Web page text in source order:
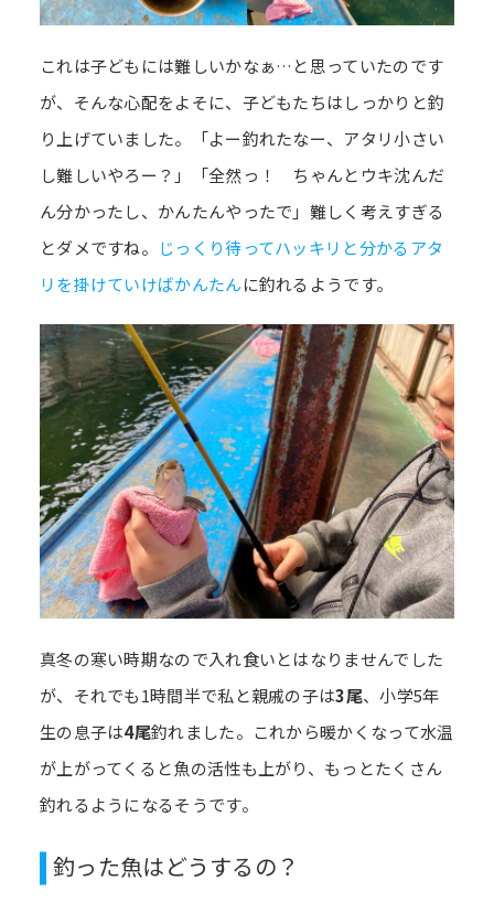
これは子どもには難しいかなぁ…と思っていたのです
が、そんな心配をよそに、子どもたちはしっかりと釣
り上げていました。「よー釣れたなー、アタリ小さい
し難しいやろー？」「全然っ！ ちゃんとウキ沈んだ
ん分かったし、かんたんやったで」難しく考えすぎる
とダメですね。 じっくり待ってハッキリと分かるアタ
リを掛けていけばかんたんに釣れるようです。
真冬の寒い時期なので入れ食いとはなりませんでした
が、それでも1時間半で私と親戚の子は3尾、小学5年
生の息子は4尾釣れました。これから暖かくなって水温
が上がってくると魚の活性も上がり、もっとたくさん
釣れるようになるそうです。
釣った魚はどうするの？